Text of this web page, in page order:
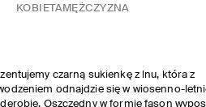
KOBIETA MĘŻCZYZNA
czarną sukienkę z lnu, która z
odnajdzie się w wiosenno-
Oszczędny w formie fason